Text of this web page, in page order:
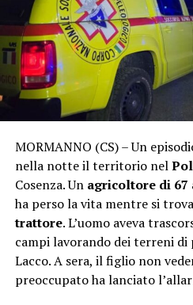
MORMANNO (CS) – Un
nella notte il territorio nel
Cosenza. Un agricoltore di 67
ha perso la vita mentre si
trattore. L’uomo aveva
campi lavorando dei terreni
Lacco. A sera, il figlio non
preoccupato ha lanciato